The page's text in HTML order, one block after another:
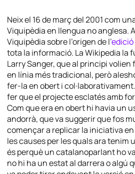
Neix el 16 de març del 2001 com
Viquipèdia en llengua no anglesa.
Viquipèdia sobre l’origen de l’
tota la informació. LaWikipedia la
Larry Sanger, que al principi
en línia més tradicional, però
fer-la en obert i
fer que el projecte esclatés amb
Com que era en obert hi havia un
andorrà, que va suggerir que fos
començar a replicar la iniciativa
les causes per les quals ara
és perquè un catalanoparlant ho
no hi ha un estat al darrera o algú